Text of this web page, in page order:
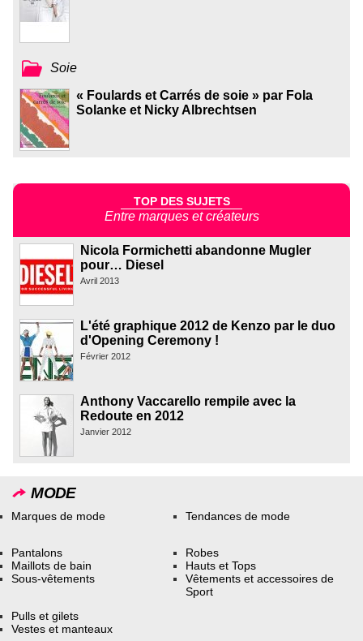
Soie
« Foulards et Carrés de soie » par Fola
Solanke et Nicky Albrechtsen
TOP DES SUJETS
Entre marques et créateurs
Nicola Formichetti abandonne Mugler
pour… Diesel
Avril 2013
L'été graphique 2012 de Kenzo par le duo
d'Opening Ceremony !
Février 2012
Anthony Vaccarello rempile avec la
Redoute en 2012
Janvier 2012
MODE
Marques de mode Tendances de mode
Pantalons
Maillots de bain
Sous-vêtements
Robes
Hauts et Tops
Vêtements et accessoires de
Sport
Pulls et gilets
Vestes et manteaux